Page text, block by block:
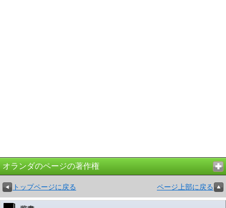
オランダのページの著作権
トップページに戻る ページ上部に戻る